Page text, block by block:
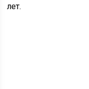
лет.